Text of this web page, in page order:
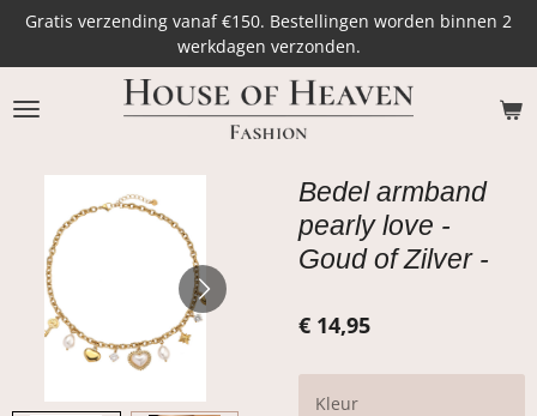
Ga
naar
de
hoofdinhoud
Gratis verzending vanaf €150. Bestellingen worden binnen 2
werkdagen verzonden.
Bedel armband
pearly love -
Goud of Zilver -
€ 14,95
Kleur